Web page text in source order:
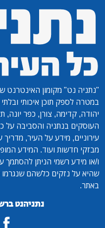
"נתניה נט" מקומון האינטרנט
במטרה לספק תוכן איכותי
יהודה, קדימה, צורן, כפר יונה,
העוסקים בנתניה והסביבה על
עירוניים, מידע על העיר,
מבזקי חדשות ועוד. המידע
ו/או מידע רשמי הניתן להסתמך
שהיא על נזקים כלשהם
באתר.
נתניהנט